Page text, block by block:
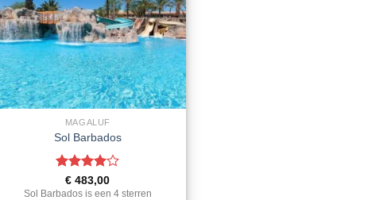
MAGALUF
Sol Barbados
Gewaardeerd
4uit 5
€ 483,00
Sol Barbados is een 4 sterren